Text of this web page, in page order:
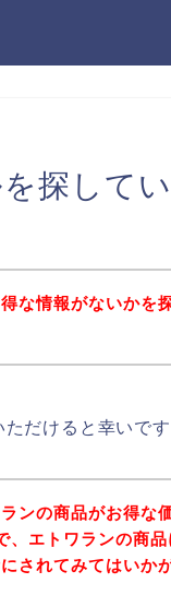
探して
な情報がないかを
だけると幸いです
ンの商品がお得な
、エトワランの商
されてみてはいか